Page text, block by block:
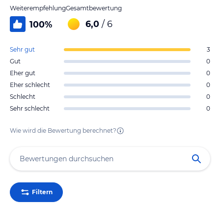
Weiterempfehlung
100%
Gesamtbewertung
6,0 / 6
Sehr gut
3
Gut
0
Eher gut
0
Eher schlecht
0
Schlecht
0
Sehr schlecht
0
Wie wird die Bewertung berechnet?
Filtern